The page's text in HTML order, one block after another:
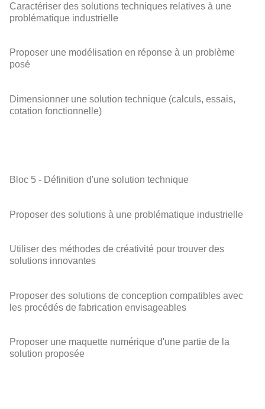
Caractériser des solutions techniques relatives à une
problématique industrielle
Proposer une modélisation en réponse à un problème
posé
Dimensionner une solution technique (calculs, essais,
cotation fonctionnelle)
Bloc 5 - Définition d'une solution technique
Proposer des solutions à une problématique industrielle
Utiliser des méthodes de créativité pour trouver des
solutions innovantes
Proposer des solutions de conception compatibles avec
les procédés de fabrication envisageables
Proposer une maquette numérique d'une partie de la
solution proposée